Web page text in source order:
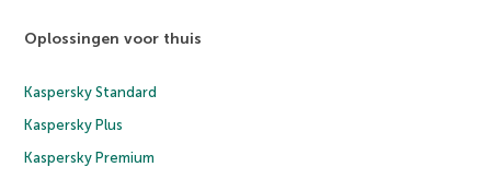
Oplossingen voor thuis
Kaspersky Standard
Kaspersky Plus
Kaspersky Premium